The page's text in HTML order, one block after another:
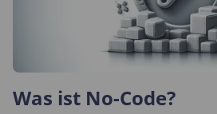
Was ist No-Code?